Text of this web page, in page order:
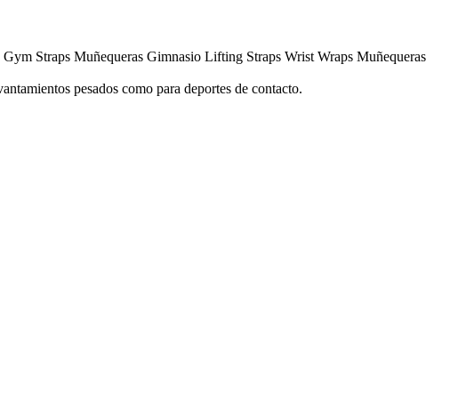
Straps Muñequeras Gimnasio Lifting Straps Wrist Wraps Muñequeras
pesados como para deportes de contacto.